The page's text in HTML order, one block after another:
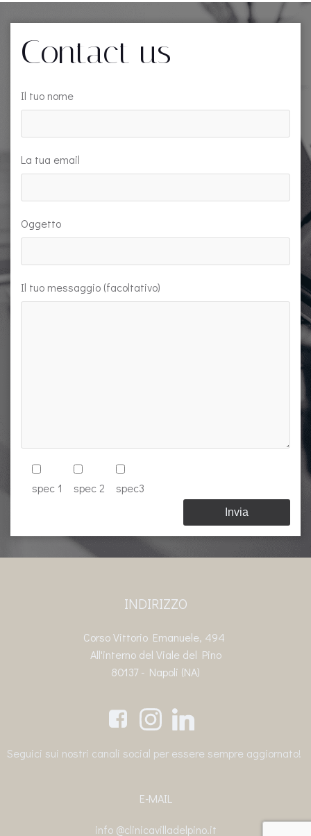
Contact us
Il tuo nome
La tua email
Oggetto
Il tuo messaggio (facoltativo)
spec 1 spec 2 spec3
INDIRIZZO
Corso Vittorio Emanuele, 494
All'interno del Viale del Pino
80137 - Napoli (NA)
Seguici sui nostri canali social per essere sempre aggiornato!
E-MAIL
info @clinicavilladelpino.it